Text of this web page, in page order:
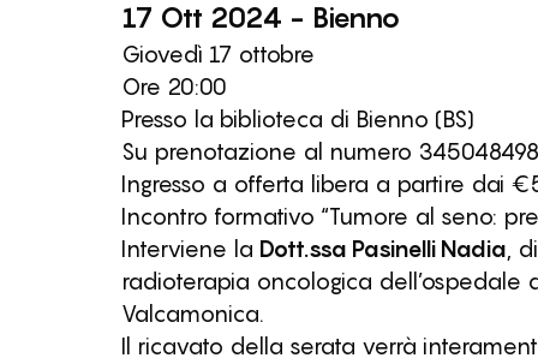
17 Ott 2024 - Bienno
Giovedì 17 ottobre
Ore 20:00
Presso la biblioteca di Bienno (BS)
Su prenotazione al numero
Ingresso a offerta libera a partire dai
Incontro formativo “Tumore al seno:
Interviene la Dott.ssa Pasinelli Nadia ,
radioterapia oncologica dell’ospedale
Valcamonica.
Il ricavato della serata verrà